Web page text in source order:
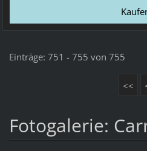
Einträge: 751 - 755 von 755
<<
Fotogalerie: